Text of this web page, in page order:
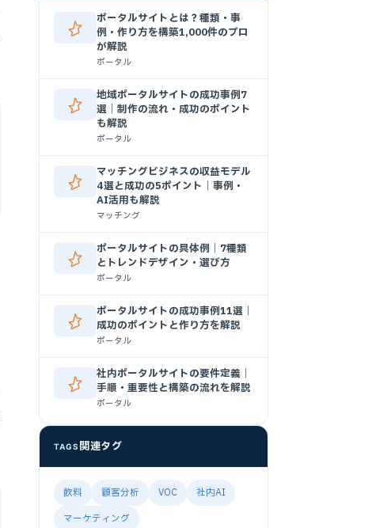
ポータルサイトとは？種類・事
例・作り方を構築1,000件のプロ
が解説
ポータル
地域ポータルサイトの成功事例7
選｜制作の流れ・成功のポイント
も解説
ポータル
マッチングビジネスの収益モデル
4選と成功の5ポイント｜事例・
AI活用も解説
マッチング
ポータルサイトの具体例｜7種類
とトレンドデザイン・選び方
ポータル
ポータルサイトの成功事例11選｜
成功のポイントと作り方を解説
ポータル
社内ポータルサイトの要件定義｜
手順・重要性と構築の流れを解説
ポータル
TAGS 関連タグ
飲料 顧客分析 VOC
社内AI
マーケティング